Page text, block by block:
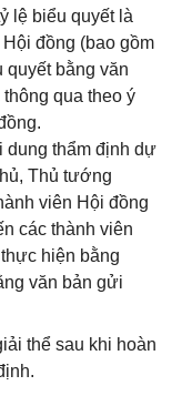
lệ biểu quyết là
đồng (bao gồm
quyết bằng văn
qua theo ý
dung thẩm định dự
Thủ tướng
viên Hội đồng
các thành viên
hiện bằng
văn bản gửi
thể sau khi hoàn